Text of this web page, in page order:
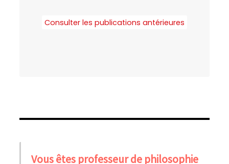
Consulter les publications antérieures
Vous êtes professeur de philosophie